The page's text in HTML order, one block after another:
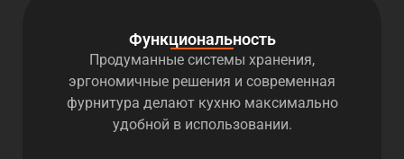
Функциональность
Продуманные системы хранения,
эргономичные решения и современная
фурнитура делают кухню максимально
удобной в использовании.